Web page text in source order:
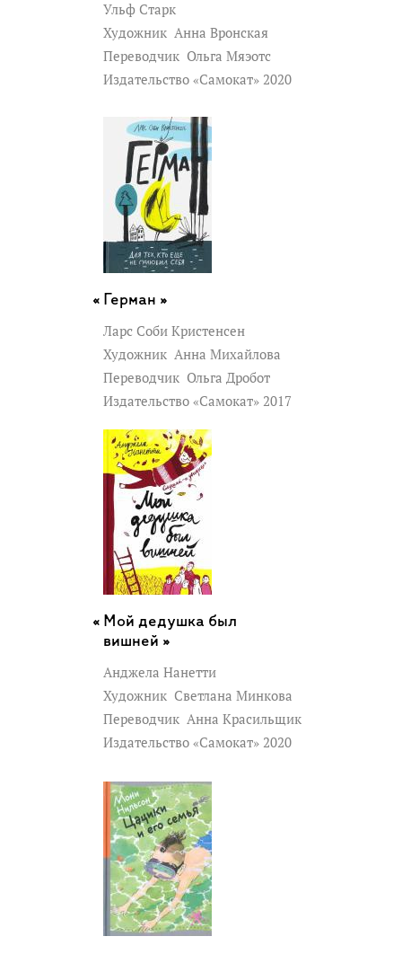
Ульф Старк
Художник Анна Вронская
Переводчик Ольга Мяэотс
Издательство «Самокат» 2020
Герман »
Ларс Соби Кристенсен
Художник Анна Михайлова
Переводчик Ольга Дробот
Издательство «Самокат» 2017
Мой дедушка был
вишней »
Анджела Нанетти
Художник Светлана Минкова
Переводчик Анна Красильщик
Издательство «Самокат» 2020